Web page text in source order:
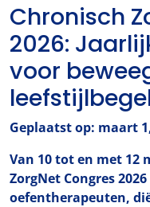
Chronisch
2026:
voor
Geplaatst op: maart
Van 10 tot en met 12
ZorgNet Congres
oefentherapeuten,